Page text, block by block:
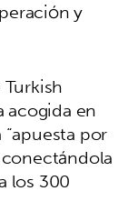
y
acogida en
por
los 300